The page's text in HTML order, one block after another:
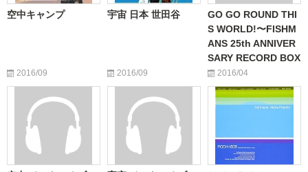
空中キャンプ
2016/09
宇宙 日本 世田谷
2016/09
GO GO ROUND THI
S WORLD!〜FISHM
ANS 25th ANNIVER
SARY RECORD BOX
2016/04